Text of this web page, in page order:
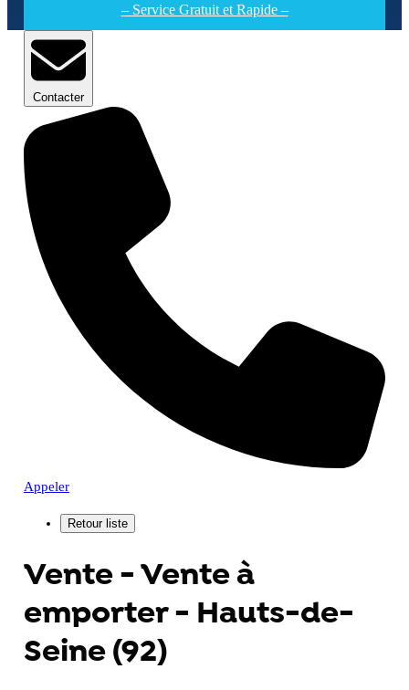
– Service Gratuit et Rapide –
Contacter
Appeler
Vente - Vente à
emporter - Hauts-de-
Seine (92)